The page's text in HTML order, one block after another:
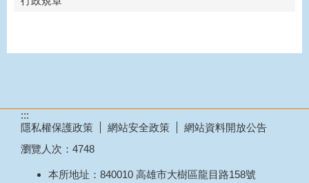
:::
隱私權保護政策
網站安全政策
網站資料開放公告
瀏覽人次： 4748
本所地址：840010 高雄市大樹區龍目路158號